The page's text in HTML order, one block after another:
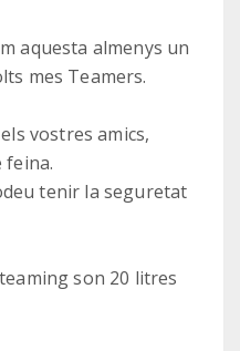
aquesta almenys un
mes Teamers.
vostres amics,
feina.
tenir la seguretat
son 20 litres